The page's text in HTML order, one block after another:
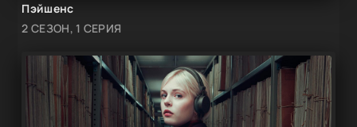
Пэйшенс
2 СЕЗОН, 1 СЕРИЯ